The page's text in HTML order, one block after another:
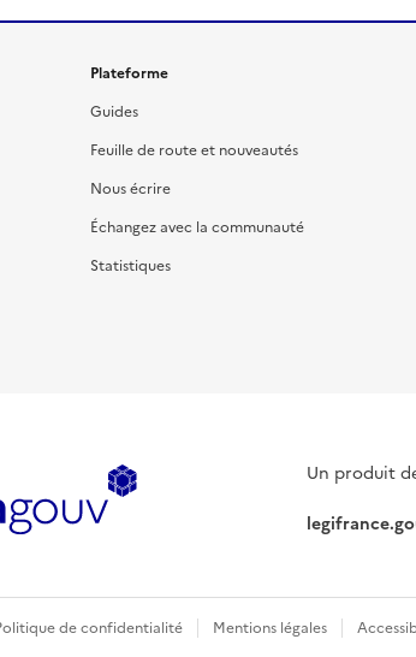
Plateforme
Guides
Feuille de route et nouveautés
Nous écrire
Échangez avec la communauté
Statistiques
Un produit
de confidentialité Mentions légales